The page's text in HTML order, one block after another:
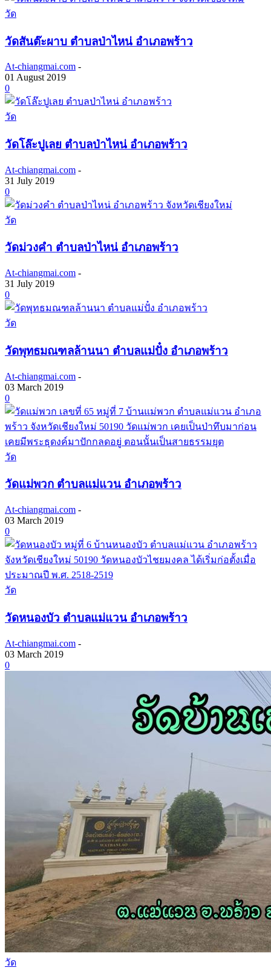
วัด
วัดสันต๊ะผาบ ตำบลป่าไหน่ อำเภอพร้าว
At-chiangmai.com -
01 August 2019
0
วัด
วัดโล๊ะปูเลย ตำบลป่าไหน่ อำเภอพร้าว
At-chiangmai.com -
31 July 2019
0
วัด
วัดม่วงคำ ตำบลป่าไหน่ อำเภอพร้าว
At-chiangmai.com -
31 July 2019
0
วัด
วัดพุทธมณฑลล้านนา ตำบลแม่ปั๋ง อำเภอพร้าว
At-chiangmai.com -
03 March 2019
0
วัด
วัดแม่พวก ตำบลแม่แวน อำเภอพร้าว
At-chiangmai.com -
03 March 2019
0
วัด
วัดหนองบัว ตำบลแม่แวน อำเภอพร้าว
At-chiangmai.com -
03 March 2019
0
วัด